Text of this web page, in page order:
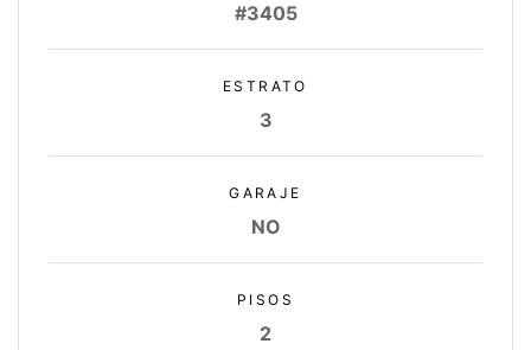
#3405
ESTRATO
3
GARAJE
NO
PISOS
2